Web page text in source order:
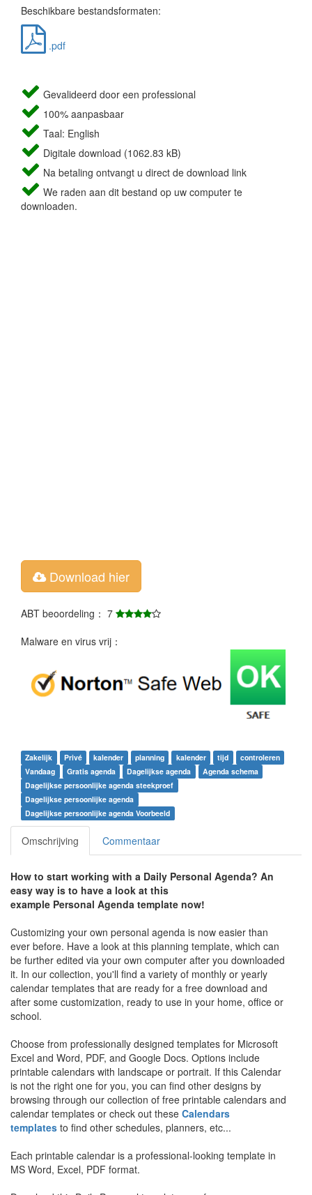
Beschikbare bestandsformaten:
.pdf
Gevalideerd door een professional
100% aanpasbaar
Taal: English
Digitale download (1062.83 kB)
Na betaling ontvangt u direct de download link
We raden aan dit bestand op uw computer te
downloaden.
Download hier
ABT beoordeling： 7
Malware en virus vrij：
Zakelijk Privé kalender planning kalender tijd
controleren
Vandaag
Gratis agenda Dagelijkse agenda
Agenda schema
Dagelijkse persoonlijke agenda steekproef
Dagelijkse persoonlijke agenda
Dagelijkse persoonlijke agenda Voorbeeld
Omschrijving Commentaar
How to start working with a Daily Personal Agenda? An
easy way is to have a look at this
example Personal Agenda template now!
Customizing your own personal agenda is now easier than
ever before. Have a look at this planning template, which can
be further edited via your own computer after you downloaded
it. In our collection, you'll find a variety of monthly or yearly
calendar templates that are ready for a free download and
after some customization, ready to use in your home, office or
school.
Choose from professionally designed templates for Microsoft
Excel and Word, PDF, and Google Docs. Options include
printable calendars with landscape or portrait. If this Calendar
is not the right one for you, you can find other designs by
browsing through our collection of free printable calendars and
calendar templates or check out these Calendars
templates to find other schedules, planners, etc...
Each printable calendar is a professional-looking template in
MS Word, Excel, PDF format.